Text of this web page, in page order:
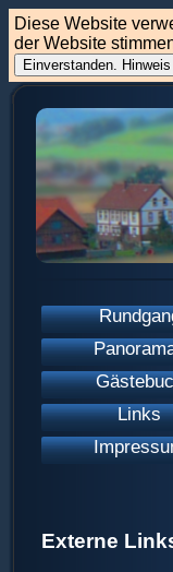
Diese Website
der Website
Einverstanden.
Links
Externe